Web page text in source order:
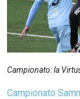
Campionato: la
Campionato